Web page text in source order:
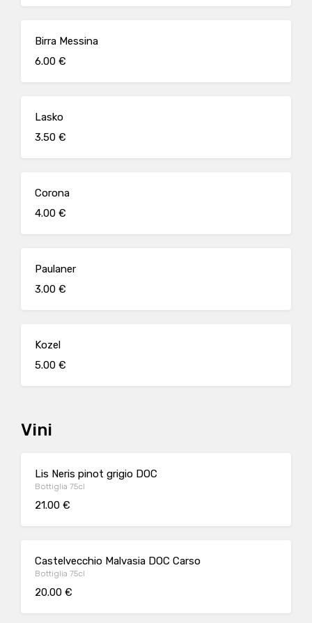
Birra Messina
6.00 €
Lasko
3.50 €
Corona
4.00 €
Paulaner
3.00 €
Kozel
5.00 €
Vini
Lis Neris pinot grigio DOC
Bottiglia 75cl
21.00 €
Castelvecchio Malvasia DOC Carso
Bottiglia 75cl
20.00 €